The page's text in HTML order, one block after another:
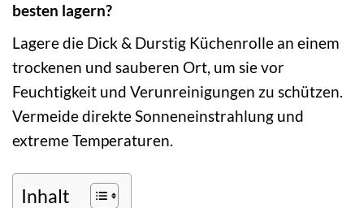
besten lagern?
Lagere die Dick & Durstig Küchenrolle an einem
trockenen und sauberen Ort, um sie vor
Feuchtigkeit und Verunreinigungen zu schützen.
Vermeide direkte Sonneneinstrahlung und
extreme Temperaturen.
Inhalt